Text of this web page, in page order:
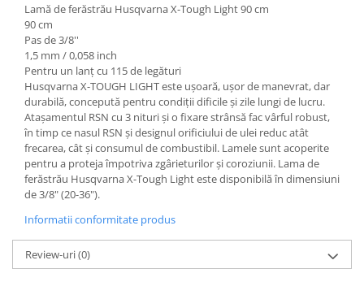
Robot de Tuns Gazon
Accesorii Robot de tuns gazon
Aspiratoare
Echipamente Forestiere
Jucarii
Piese de schimb
Tambur Demaror
Aprindere Electronica
Ambielaje
Ambreiaje
Amortizoare
Lamă de ferăstrău Husqvarna X-Tough Light 90 cm
90 cm
Pas de 3/8''
1,5 mm / 0,058 inch
Pentru un lanț cu 115 de legături
Husqvarna X-TOUGH LIGHT este ușoară, ușor de manevrat, dar
durabilă, concepută pentru condiții dificile și zile lungi de lucru.
Atașamentul RSN cu 3 nituri și o fixare strânsă fac vârful robust,
în timp ce nasul RSN și designul orificiului de ulei reduc atât
frecarea, cât și consumul de combustibil. Lamele sunt acoperite
pentru a proteja împotriva zgârieturilor și coroziunii. Lama de
ferăstrău Husqvarna X-Tough Light este disponibilă în dimensiuni
de 3/8" (20-36").
Informatii conformitate produs
Review-uri(0)